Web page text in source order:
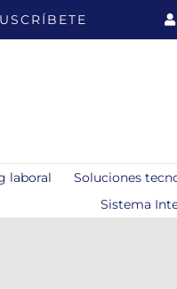
laboral Soluciones
Sistema